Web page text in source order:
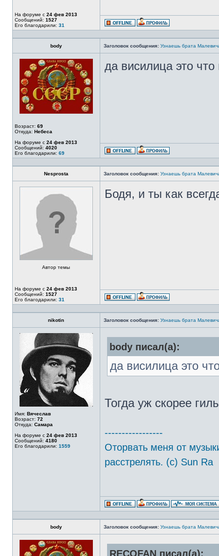
На форуме с 24 фев 2013
Сообщений: 1527
Его благодарили: 31
body Заголовок сообщения: Узнаешь брата
Возраст: 69
Откуда: Небеса
На форуме с 24 фев 2013
Сообщений: 4020
Его благодарили: 69
да висилица это
Nesprosta Заголовок сообщения: Узнаешь брата
Автор темы
На форуме с 24 фев 2013
Сообщений: 1527
Его благодарили: 31
Бодя, и ты как
nikotin Заголовок сообщения: Узнаешь брата
Имя: Вячеслав
Возраст: 72
Откуда: Самара
На форуме с 24 фев 2013
Сообщений: 4180
Его благодарили: 1559
body писал(а):
да висилица это
Тогда уж скорее
-----------------
Оторвать меня от
расстрелять. (с) Sun Ra
body Заголовок сообщения: Узнаешь брата
RECOFAN писал(а):